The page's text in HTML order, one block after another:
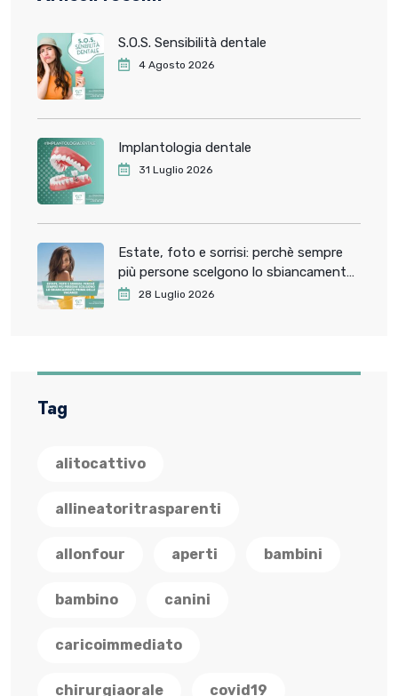
S.O.S. Sensibilità dentale
4 Agosto 2026
Implantologia dentale
31 Luglio 2026
Estate, foto e sorrisi: perchè sempre
più persone scelgono lo sbiancamento
dentale prima delle vacanze
28 Luglio 2026
Tag
alitocattivo
allineatoritrasparenti
allonfour aperti bambini
bambino canini
caricoimmediato
chirurgiaorale covid19